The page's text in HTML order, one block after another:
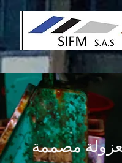
مصممة